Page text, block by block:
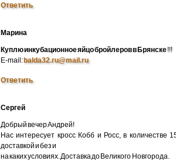
Ответить
Марина
Куплю инкубационное яйцо бройлеров в Брянске!!!
E-mail:balda32.ru@mail.ru
Ответить
Сергей
Добрый вечер Андрей!
Нас интересует кросс Кобб и Росс, в количестве
доставкой и без и
на каких условиях. Доставка до Великого Новгорода.